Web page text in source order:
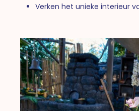
Verken het unieke interieur